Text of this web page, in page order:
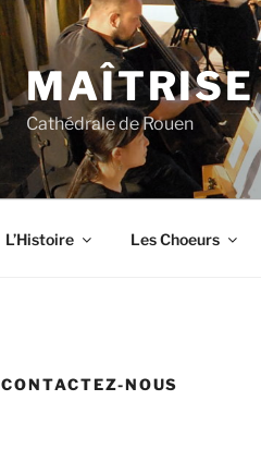
MAÎTRISE
Cathédrale de Rouen
L’Histoire Les Choeurs
CONTACTEZ-NOUS